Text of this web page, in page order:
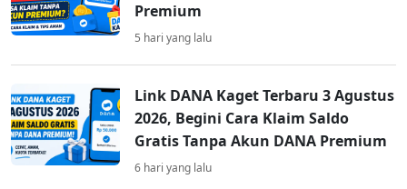
Premium
5 hari yang lalu
Link DANA Kaget Terbaru 3 Agustus
2026, Begini Cara Klaim Saldo
Gratis Tanpa Akun DANA Premium
6 hari yang lalu